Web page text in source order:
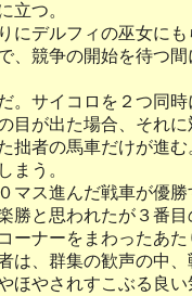
立つ。
にデルフィの巫女に
、競争の開始を待つ
。サイコロを２つ同
目が出た場合、それ
拙者の馬車だけが進
まう。
マス進んだ戦車が優
勝と思われたが３番
ーナーをまわったあ
は、群集の歓声の中
ほやされすこぶる良